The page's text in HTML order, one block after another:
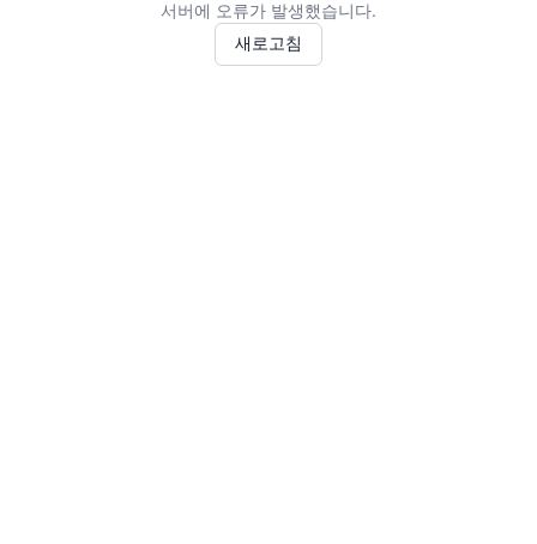
서버에 오류가 발생했습니다.
새로고침